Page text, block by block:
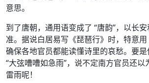
意思。
到了唐朝，通用语变成了 “唐韵”，以长
准。据说白居易写《琵琶行》时，特意用
确保各地官员都能读懂诗里的哀愁。要
“大弦嘈嘈如急雨”，说不定南方官员还以
雷雨呢！